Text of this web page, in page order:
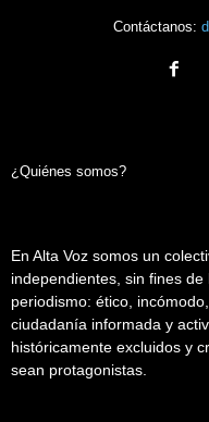
Contáctanos:
¿Quiénes somos?
En Alta Voz somos un
independientes, sin fines
periodismo: ético,
ciudadanía informada y
históricamente excluidos y
sean protagonistas.